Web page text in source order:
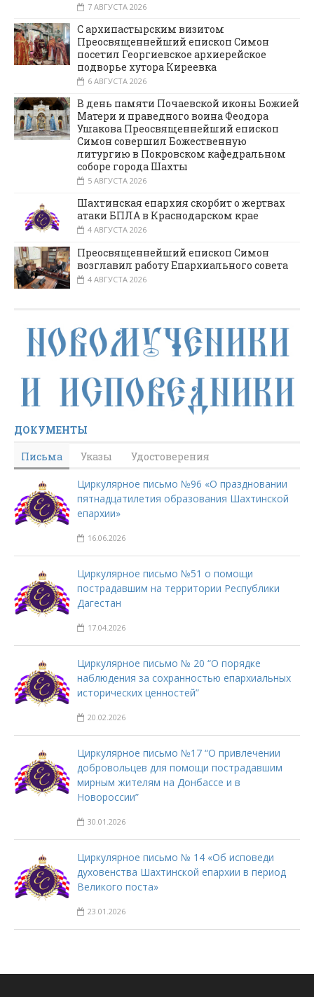
7 АВГУСТА 2026
С архипастырским визитом
Преосвященнейший епископ Симон
посетил Георгиевское архиерейское
подворье хутора Киреевка
6 АВГУСТА 2026
В день памяти Почаевской иконы Божией
Матери и праведного воина Феодора
Ушакова Преосвященнейший епископ
Симон совершил Божественную
литургию в Покровском кафедральном
соборе города Шахты
5 АВГУСТА 2026
Шахтинская епархия скорбит о жертвах
атаки БПЛА в Краснодарском крае
4 АВГУСТА 2026
Преосвященнейший епископ Симон
возглавил работу Епархиального совета
4 АВГУСТА 2026
ДОКУМЕНТЫ
Письма
Указы Удостоверения
Циркулярное письмо №96 «О праздновании
пятнадцатилетия образования Шахтинской
епархии»
16.06.2026
Циркулярное письмо №51 о помощи
пострадавшим на территории Республики
Дагестан
17.04.2026
Циркулярное письмо № 20 “О порядке
наблюдения за сохранностью епархиальных
исторических ценностей”
20.02.2026
Циркулярное письмо №17 “О привлечении
добровольцев для помощи пострадавшим
мирным жителям на Донбассе и в
Новороссии”
30.01.2026
Циркулярное письмо № 14 «Об исповеди
духовенства Шахтинской епархии в период
Великого поста»
23.01.2026